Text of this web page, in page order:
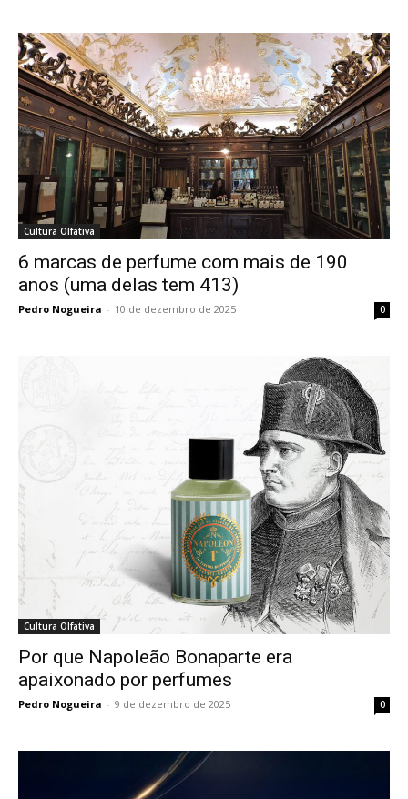
Cultura Olfativa
6 marcas de perfume com mais de 190
anos (uma delas tem 413)
Pedro Nogueira - 10 de dezembro de 2025 0
Cultura Olfativa
Por que Napoleão Bonaparte era
apaixonado por perfumes
Pedro Nogueira - 9 de dezembro de 2025 0